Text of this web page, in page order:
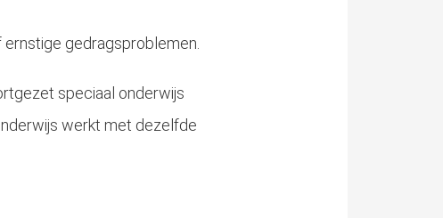
gedragsproblemen.
speciaal onderwijs
werkt met dezelfde